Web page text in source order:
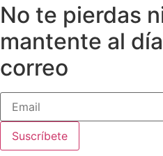
No te pierdas
mantente al
correo
Suscríbete